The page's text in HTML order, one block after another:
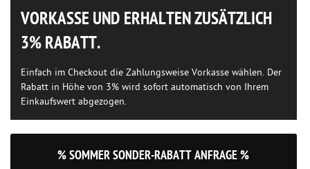
VORKASSE UND ERHALTEN ZUSÄTZLICH
3% RABATT.
Einfach im Checkout die Zahlungsweise Vorkasse wählen. Der
Rabatt in Höhe von 3% wird sofort automatisch von Ihrem
Einkaufswert abgezogen.
% SOMMER SONDER-RABATT ANFRAGE %